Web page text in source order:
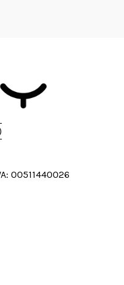
00511440026